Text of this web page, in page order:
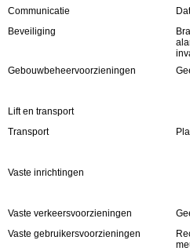
Communicatie
Beveiliging
Gebouwbeheervoorzieningen
Lift en transport
Transport
Vaste inrichtingen
Vaste verkeersvoorzieningen
Vaste gebruikersvoorzieningen